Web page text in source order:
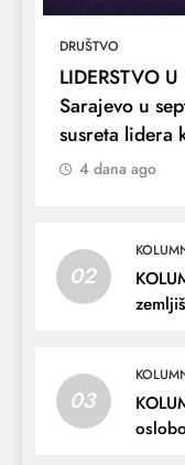
DRUŠTVO
LIDERSTVO
Sarajevo u
susreta lidera
4 dana ago
02
03